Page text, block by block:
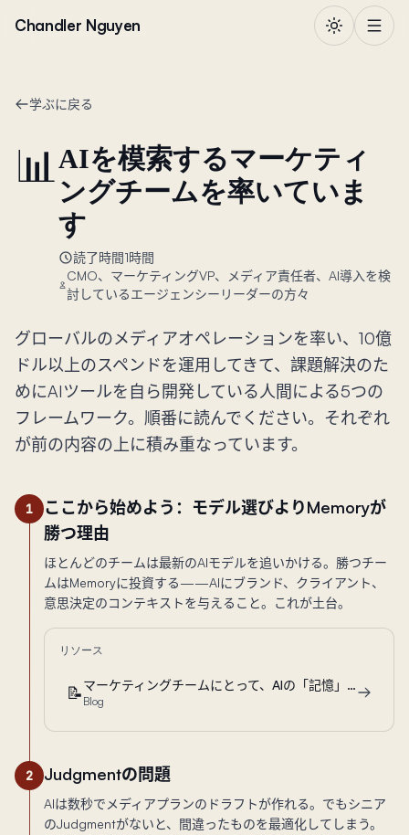
Chandler Nguyen
学ぶに戻る
📊AIを模索するマーケティ
ングチームを率いていま
す
読了時間1時間
CMO、マーケティングVP、メディア責任者、AI導入を検
討しているエージェンシーリーダーの方々
グローバルのメディアオペレーションを率い、10億
ドル以上のスペンドを運用してきて、課題解決のた
めにAIツールを自ら開発している人間による5つの
フレームワーク。順番に読んでください。それぞれ
が前の内容の上に積み重なっています。
1
ここから始めよう：モデル選びよりMemoryが
勝つ理由
ほとんどのチームは最新のAIモデルを追いかける。勝つチー
ムはMemoryに投資する——AIにブランド、クライアント、
意思決定のコンテキストを与えること。これが土台。
リソース
📝 マーケティングチームにとって、AIの「記憶」がモデル選びより重要な理由
Blog
2 Judgmentの問題
AIは数秒でメディアプランのドラフトが作れる。でもシニア
のJudgmentがないと、間違ったものを最適化してしまう。